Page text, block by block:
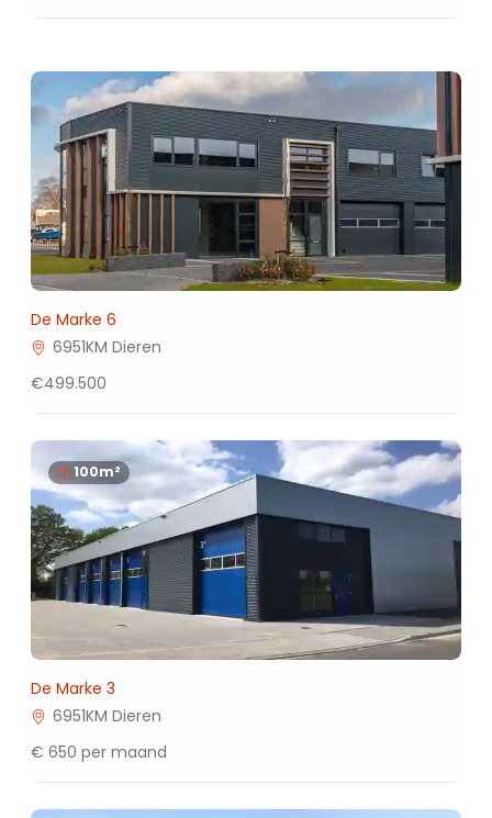
De Marke 6
6951KM Dieren
€499.500
100m²
De Marke 3
6951KM Dieren
€ 650 per maand